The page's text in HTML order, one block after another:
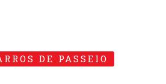
DE PASSEIO